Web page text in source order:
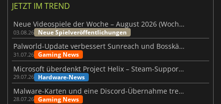
JETZT IM TREND
Neue Videospiele der Woche – August 2026 (Woche 32)
03.08.26 Neue Spielveröffentlichungen
Palworld-Update verbessert Sunreach und Bosskämpfe deutlich
31.07.26 Gaming News
Microsoft überdenkt Project Helix – Steam-Support gefährdet
29.07.26 Hardware-News
Malware-Karten und eine Discord-Übernahme treffen Meccha Chameleon
28.07.26 Gaming News